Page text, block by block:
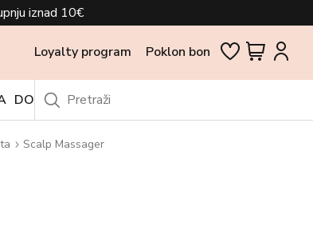
iznad 10€
Loyalty program Poklon bon
DODACI OUTLET
Scalp Massager